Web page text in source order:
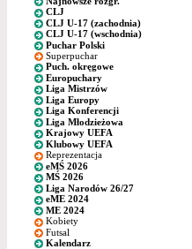
CLJ
CLJ U-17 (zachodnia)
CLJ U-17 (wschodnia)
Puchar Polski
Superpuchar
Puch. okręgowe
Europuchary
Liga Mistrzów
Liga Europy
Liga Konferencji
Liga Młodzieżowa
Krajowy UEFA
Klubowy UEFA
Reprezentacja
eMŚ 2026
MŚ 2026
Liga Narodów 26/27
eME 2024
ME 2024
Kobiety
Futsal
Kalendarz